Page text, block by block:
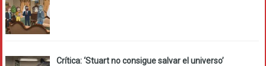
Crítica: ‘Stuart no consigue salvar el universo’